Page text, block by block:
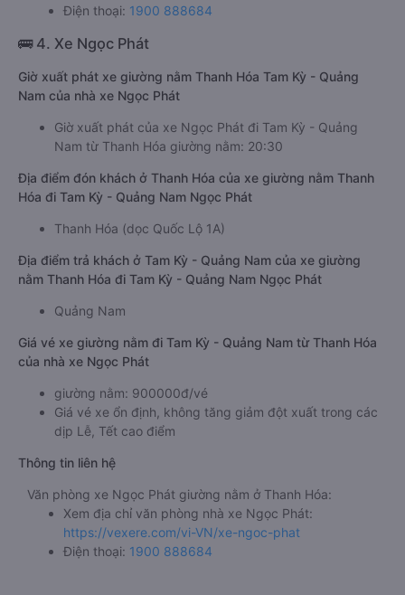
Điện thoại: 1900 888684
🚌 4. Xe Ngọc Phát
Giờ xuất phát xe giường nằm Thanh Hóa Tam Kỳ - Quảng
Nam của nhà xe Ngọc Phát
Giờ xuất phát của xe Ngọc Phát đi Tam Kỳ - Quảng
Nam từ Thanh Hóa giường nằm: 20:30
Địa điểm đón khách ở Thanh Hóa của xe giường nằm Thanh
Hóa đi Tam Kỳ - Quảng Nam Ngọc Phát
Thanh Hóa (dọc Quốc Lộ 1A)
Địa điểm trả khách ở Tam Kỳ - Quảng Nam của xe giường
nằm Thanh Hóa đi Tam Kỳ - Quảng Nam Ngọc Phát
Quảng Nam
Giá vé xe giường nằm đi Tam Kỳ - Quảng Nam từ Thanh Hóa
của nhà xe Ngọc Phát
giường nằm: 900000đ/vé
Giá vé xe ổn định, không tăng giảm đột xuất trong các
dịp Lễ, Tết cao điểm
Thông tin liên hệ
Văn phòng xe Ngọc Phát giường nằm ở Thanh Hóa:
Xem địa chỉ văn phòng nhà xe Ngọc Phát:
https://vexere.com/vi-VN/xe-ngoc-phat
Điện thoại: 1900 888684